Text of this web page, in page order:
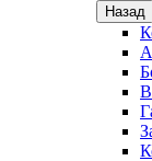
Назад